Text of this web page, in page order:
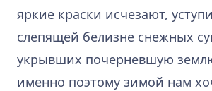
яркие краски исчезают,
слепящей белизне снежных
укрывших почерневшую
именно поэтому зимой нам